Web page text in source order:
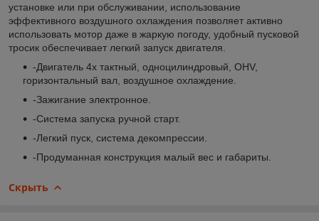
установке или при обслуживании, использование
эффективного воздушного охлаждения позволяет активно
использовать мотор даже в жаркую погоду, удобный пусковой
тросик обеспечивает легкий запуск двигателя.
-Двигатель 4х тактный, одноцилиндровый, OHV,
горизонтальный вал, воздушное охлаждение.
-Зажигание электронное.
-Система запуска ручной старт.
-Легкий пуск, система декомпрессии.
-Продуманная конструкция малый вес и габариты.
Скрыть